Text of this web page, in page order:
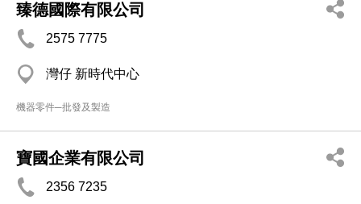
臻德國際有限公司
2575 7775
灣仔 新時代中心
機器零件─批發及製造
寶國企業有限公司
2356 7235